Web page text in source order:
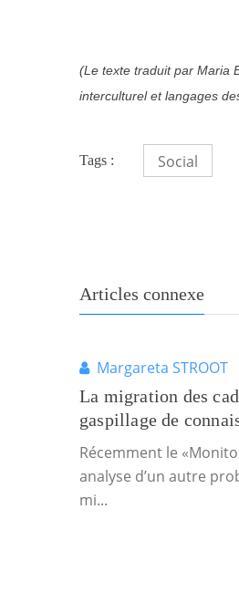
(Le texte traduit par Maria
interculturel et langages
Tags : Social
Articles connexe
Margareta STROOT
La migration des
gaspillage de
Récemment le
analyse d’un autre
mi...